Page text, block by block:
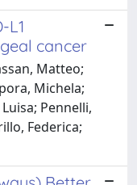
L1
cancer
Matteo;
Michela;
Pennelli,
Federica;